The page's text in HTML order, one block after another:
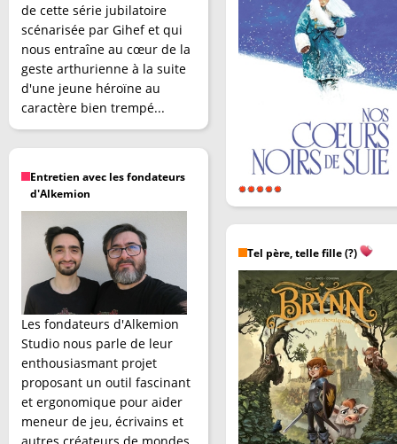
de cette série jubilatoire
scénarisée par Gihef et qui
nous entraîne au cœur de la
geste arthurienne à la suite
d'une jeune héroïne au
caractère bien trempé...
Entretien avec les fondateurs
d'Alkemion
Les fondateurs d'Alkemion
Studio nous parle de leur
enthousiasmant projet
proposant un outil fascinant
et ergonomique pour aider
meneur de jeu, écrivains et
Tel père, telle fille (?)